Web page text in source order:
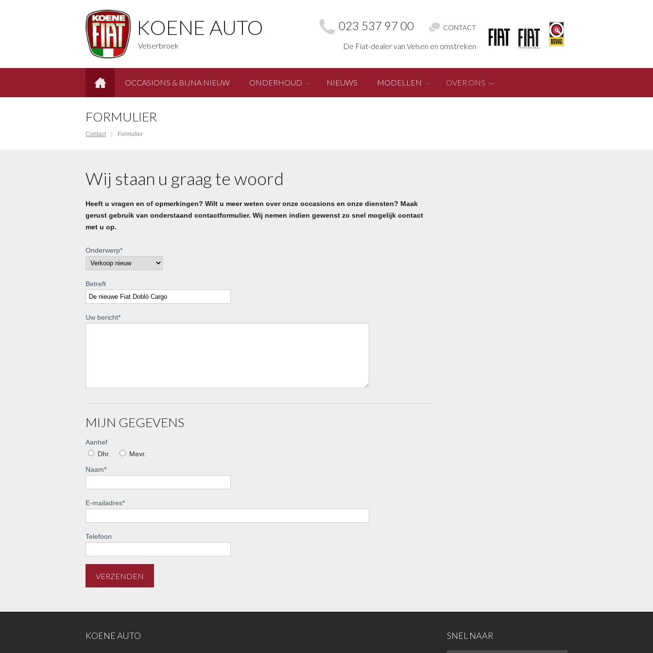
KOENE AUTO
Velserbroek
023 537 97 00 CONTACT
De Fiat-dealer van Velsen en omstreken
OCCASIONS & BIJNA NIEUW ONDERHOUD NIEUWS MODELLEN OVER ONS
FORMULIER
Contact Formulier
Wij staan u graag te woord
Heeft u vragen en of opmerkingen? Wilt u meer weten over onze occasions en onze diensten? Maak
gerust gebruik van onderstaand contactformulier. Wij nemen indien gewenst zo snel mogelijk contact
met u op.
Onderwerp*
Betreft
Uw bericht*
MIJN GEGEVENS
Aanhef
Dhr.
Mevr.
Naam*
E-mailadres*
Telefoon
KOENE AUTO SNEL NAAR